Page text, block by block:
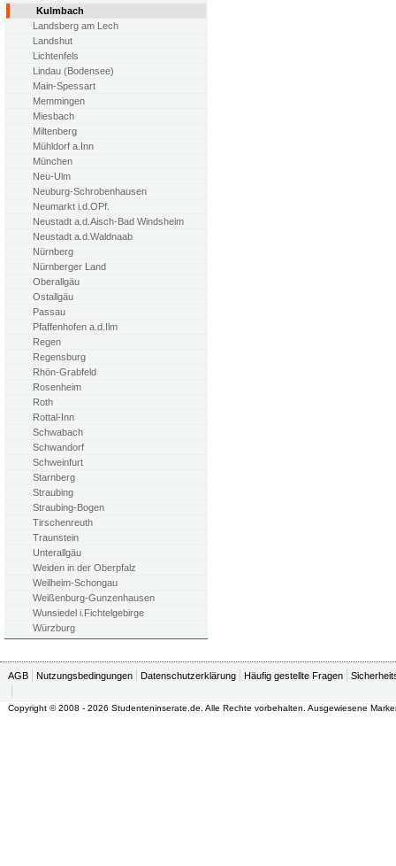
Kulmbach
Landsberg am Lech
Landshut
Lichtenfels
Lindau (Bodensee)
Main-Spessart
Memmingen
Miesbach
Miltenberg
Mühldorf a.Inn
München
Neu-Ulm
Neuburg-Schrobenhausen
Neumarkt i.d.OPf.
Neustadt a.d.Aisch-Bad Windsheim
Neustadt a.d.Waldnaab
Nürnberg
Nürnberger Land
Oberallgäu
Ostallgäu
Passau
Pfaffenhofen a.d.Ilm
Regen
Regensburg
Rhön-Grabfeld
Rosenheim
Roth
Rottal-Inn
Schwabach
Schwandorf
Schweinfurt
Starnberg
Straubing
Straubing-Bogen
Tirschenreuth
Traunstein
Unterallgäu
Weiden in der Oberpfalz
Weilheim-Schongau
Weißenburg-Gunzenhausen
Wunsiedel i.Fichtelgebirge
Würzburg
AGB Nutzungsbedingungen Datenschutzerklärung Häufig gestellte Fragen
Copyright © 2008 - 2026 Studenteninserate.de. Alle Rechte vorbehalten. Ausgewiesene